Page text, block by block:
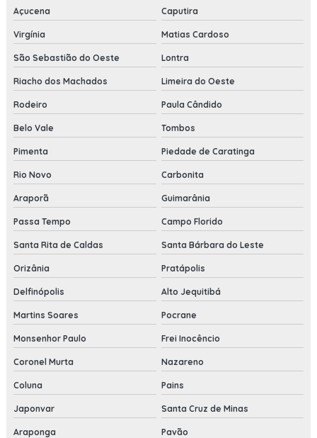
Açucena Caputira
Virgínia Matias Cardoso
São Sebastião do Oeste Lontra
Riacho dos Machados Limeira do Oeste
Rodeiro Paula Cândido
Belo Vale Tombos
Pimenta Piedade de Caratinga
Rio Novo Carbonita
Araporã Guimarânia
Passa Tempo Campo Florido
Santa Rita de Caldas Santa Bárbara do Leste
Orizânia Pratápolis
Delfinópolis Alto Jequitibá
Martins Soares Pocrane
Monsenhor Paulo Frei Inocêncio
Coronel Murta Nazareno
Coluna Pains
Japonvar Santa Cruz de Minas
Araponga Pavão